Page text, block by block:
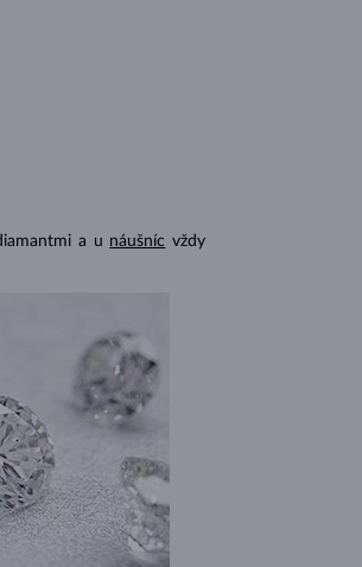
a u náušníc vždy